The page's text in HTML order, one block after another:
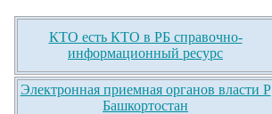
КТО есть КТО в РБ справочно-
информационный ресурс
Электронная приемная органов власти Р
Башкортостан